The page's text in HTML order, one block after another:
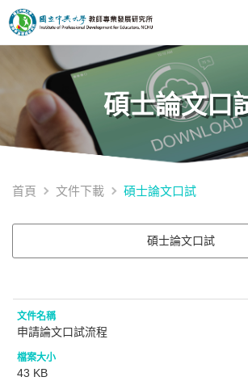
碩士論文口
首頁 文件下載 碩士論文口試
碩士論文口試
申請論文口試流程
43 KB